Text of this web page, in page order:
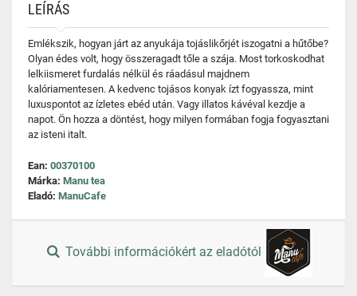
LEÍRÁS
Emlékszik, hogyan járt az anyukája tojáslikőrjét iszogatni a hűtőbe?
Olyan édes volt, hogy összeragadt tőle a szája. Most torkoskodhat
lelkiismeret furdalás nélkül és ráadásul majdnem
kalóriamentesen. A kedvenc tojásos konyak ízt fogyassza, mint
luxuspontot az ízletes ebéd után. Vagy illatos kávéval kezdje a
napot. Ön hozza a döntést, hogy milyen formában fogja fogyasztani
az isteni italt.
Ean: 00370100
Márka: Manu tea
Eladó: ManuCafe
További információkért az eladótól